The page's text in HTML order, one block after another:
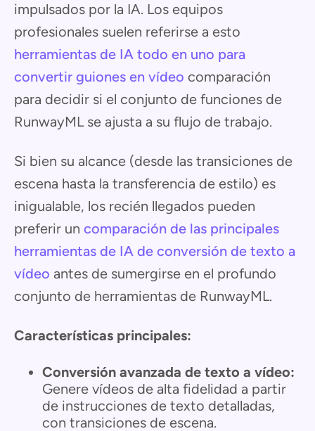
impulsados por la IA. Los equipos
profesionales suelen referirse a esto
herramientas de IA todo en uno para
convertir guiones en vídeo comparación
para decidir si el conjunto de funciones de
RunwayML se ajusta a su flujo de trabajo.
Si bien su alcance (desde las transiciones de
escena hasta la transferencia de estilo) es
inigualable, los recién llegados pueden
preferir un comparación de las principales
herramientas de IA de conversión de texto a
vídeo antes de sumergirse en el profundo
conjunto de herramientas de RunwayML.
Características principales:
Conversión avanzada de texto a vídeo:
Genere vídeos de alta fidelidad a partir
de instrucciones de texto detalladas,
con transiciones de escena.